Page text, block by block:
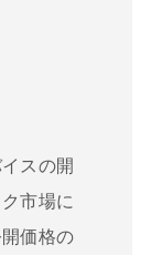
スの開
市場に
価格の